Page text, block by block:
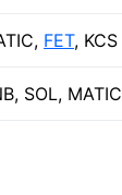
FET, KCS
SOL, MATIC